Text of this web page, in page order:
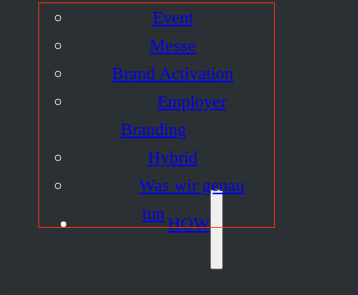
Event
Messe
Brand Activation
Employer
Branding
Hybrid
Was wir genau
tun
HOW